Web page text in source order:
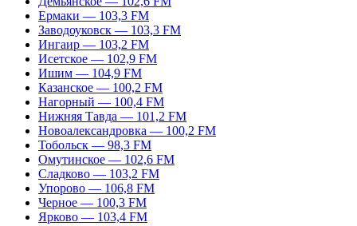
Ермаки — 103,3 FM
Заводоуковск — 103,3 FM
Ингаир — 103,2 FM
Исетское — 102,9 FM
Ишим — 104,9 FM
Казанское — 100,2 FM
Нагорный — 100,4 FM
Нижняя Тавда — 101,2 FM
Новоалександровка — 100,2 FM
Тобольск — 98,3 FM
Омутинское — 102,6 FM
Сладково — 103,2 FM
Упорово — 106,8 FM
Черное — 100,3 FM
Ярково — 103,4 FM